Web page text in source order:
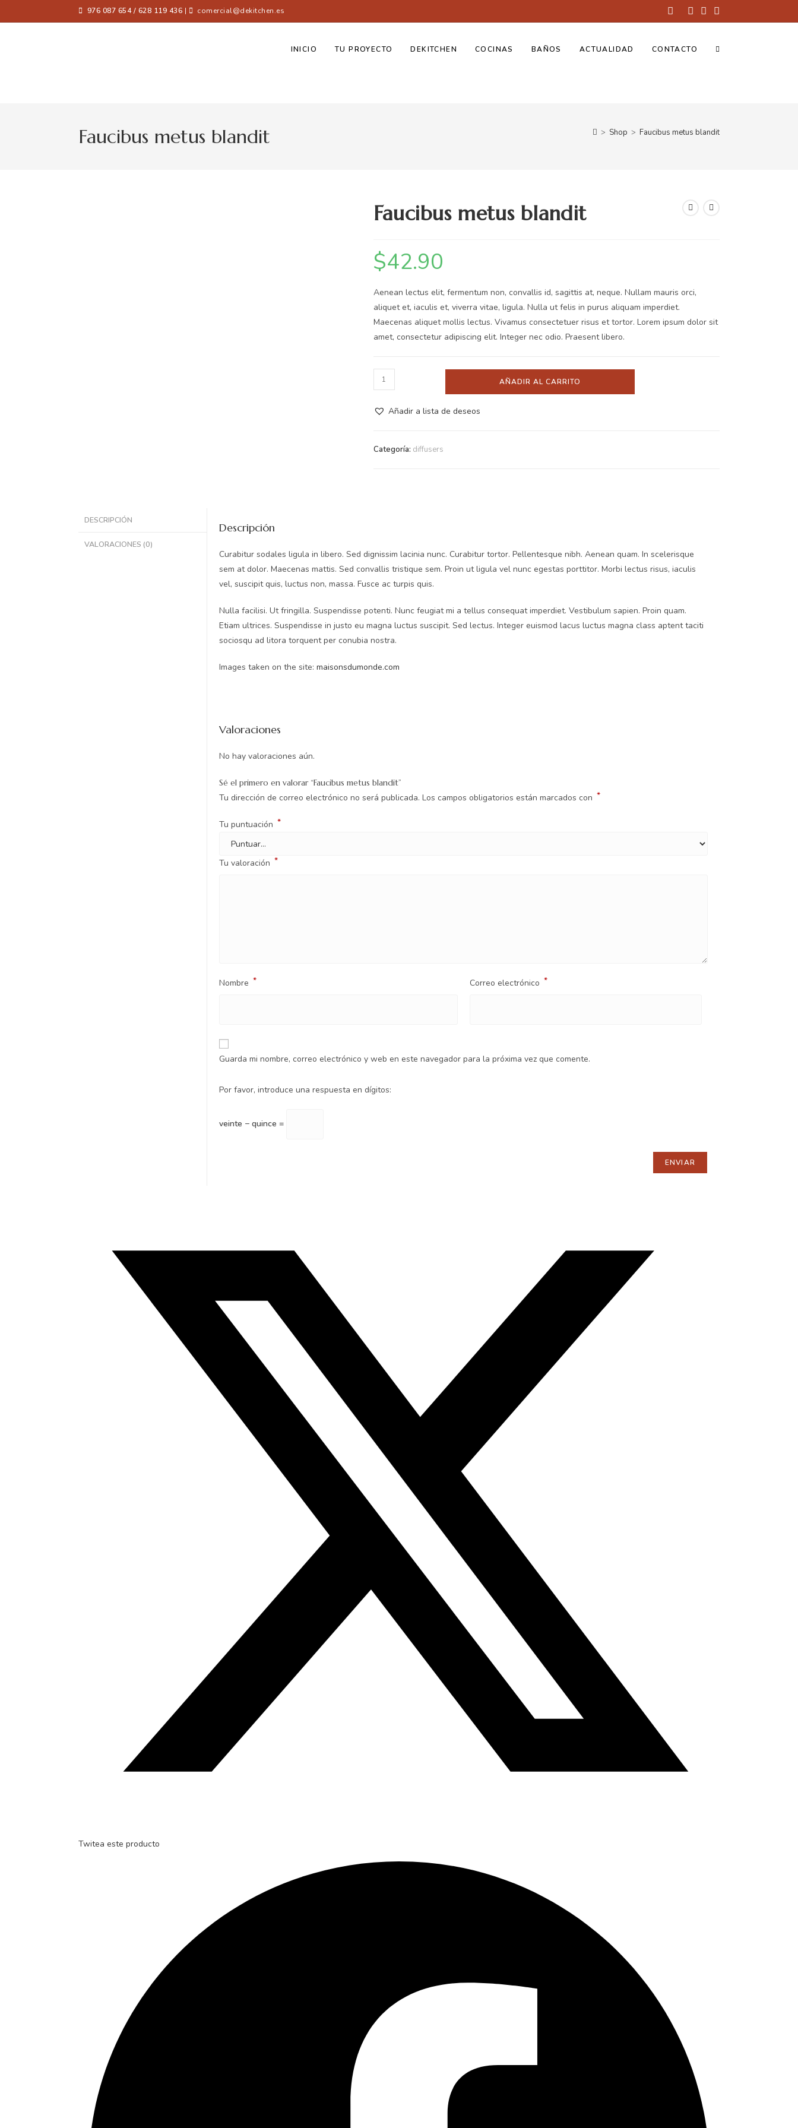
976 087 654 / 628 119 436 | comercial@dekitchen.es
INICIO TU PROYECTO DEKITCHEN COCINAS BAÑOS ACTUALIDAD CONTACTO
Faucibus metus blandit > Shop > Faucibus metus blandit
Faucibus metus blandit
$42.90
Aenean lectus elit, fermentum non, convallis id, sagittis at, neque. Nullam mauris orci,
aliquet et, iaculis et, viverra vitae, ligula. Nulla ut felis in purus aliquam imperdiet.
Maecenas aliquet mollis lectus. Vivamus consectetuer risus et tortor. Lorem ipsum dolor sit
amet, consectetur adipiscing elit. Integer nec odio. Praesent libero.
AÑADIR AL CARRITO
Añadir a lista de deseos
Categoría: diffusers
DESCRIPCIÓN
VALORACIONES (0)
Descripción
Curabitur sodales ligula in libero. Sed dignissim lacinia nunc. Curabitur tortor. Pellentesque nibh. Aenean quam. In scelerisque
sem at dolor. Maecenas mattis. Sed convallis tristique sem. Proin ut ligula vel nunc egestas porttitor. Morbi lectus risus, iaculis
vel, suscipit quis, luctus non, massa. Fusce ac turpis quis.
Nulla facilisi. Ut fringilla. Suspendisse potenti. Nunc feugiat mi a tellus consequat imperdiet. Vestibulum sapien. Proin quam.
Etiam ultrices. Suspendisse in justo eu magna luctus suscipit. Sed lectus. Integer euismod lacus luctus magna class aptent taciti
sociosqu ad litora torquent per conubia nostra.
Images taken on the site: maisonsdumonde.com
Valoraciones
No hay valoraciones aún.
Sé el primero en valorar “Faucibus metus blandit”
Tu dirección de correo electrónico no será publicada. Los campos obligatorios están marcados con *
Tu puntuación *
Tu valoración *
Nombre * Correo electrónico *
Guarda mi nombre, correo electrónico y web en este navegador para la próxima vez que comente.
Por favor, introduce una respuesta en dígitos:
veinte − quince =
Twitea este producto